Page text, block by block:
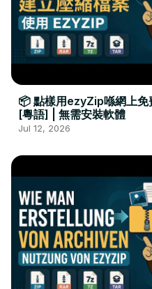
📦 點樣用ezyZip喺網上免
[粵語] | 無需安裝軟體
Jul 12, 2026